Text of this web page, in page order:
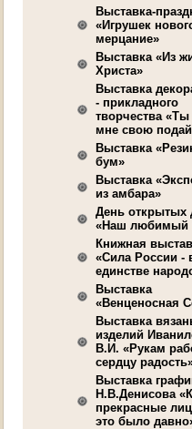
Выставка-
«Игрушек
мерцание»
Выставка «Из
Христа»
Выставка
- прикладного
творчества «Ты
мне свою
Выставка
бум»
Выставка
из амбара»
День открытых
«Наш любимый
Книжная
«Сила России -
единстве
Выставка
«Венценосная
Выставка
изделий
В.И. «Рукам
сердцу
Выставка
Н.В.Денисова
прекрасные
это было